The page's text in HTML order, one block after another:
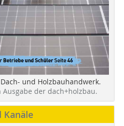
und Holzbauhandwerk.
der dach+holzbau.
Kanäle